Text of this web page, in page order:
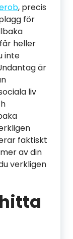
, precis
för
heller
inte
är
liv
faktiskt
av din
verkligen